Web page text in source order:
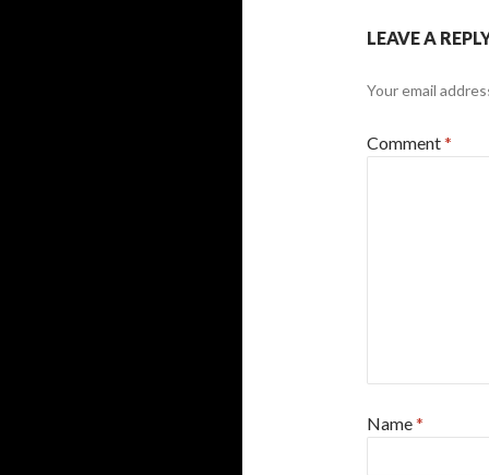
LEAVE A
Your email
Comment*
Name*